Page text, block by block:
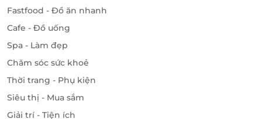
Fastfood - Đồ ăn nhanh
Cafe - Đồ uống
Spa - Làm đẹp
Chăm sóc sức khoẻ
Thời trang - Phụ kiện
Siêu thị - Mua sắm
Giải trí - Tiện ích